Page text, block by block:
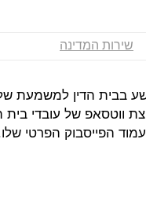
שירות המדינה
בבית הדין למשמעת
ווטסאפ של עובדי
הפייסבוק הפרטי